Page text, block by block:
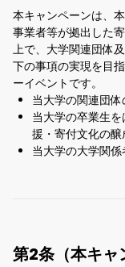
本キャンペーンは、
事業者等が拠出した
上で、大学関連団体
下の事項の実現を目
ーイベントです。
当大学の関連団
当大学の卒業生
援・寄付文化の醸
当大学の大学関
第2条（本キャ